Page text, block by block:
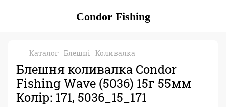
Condor Fishing
Каталог Блешні Коливалка
Блешня коливалка Condor
Fishing Wave (5036) 15г 55мм
Колір: 171, 5036_15_171